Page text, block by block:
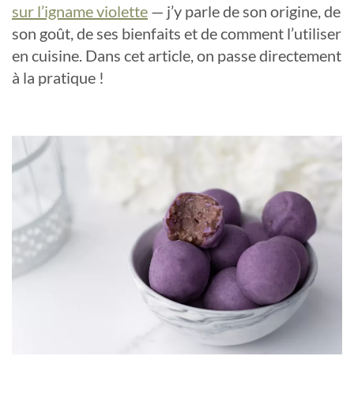
sur l’igname violette — j’y parle de son origine, de
son goût, de ses bienfaits et de comment l’utiliser
en cuisine. Dans cet article, on passe directement
à la pratique !